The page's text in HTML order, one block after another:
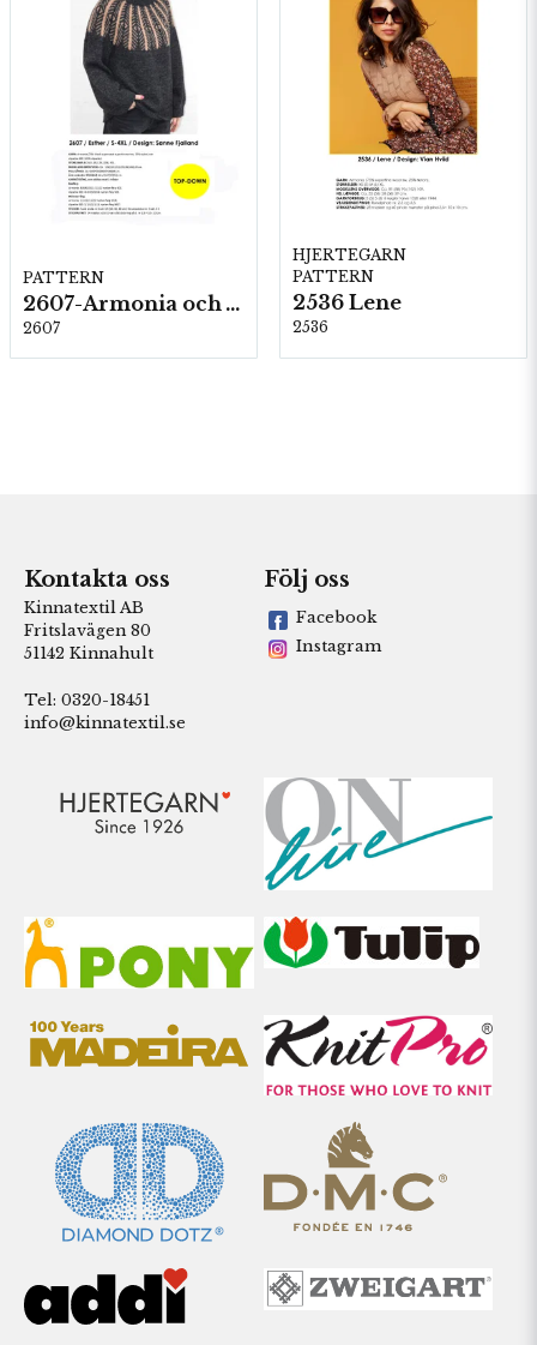
PATTERN
2607-Armonia och Alpaca 400
2607
HJERTEGARN
PATTERN
2536 Lene
2536
Kontakta oss
Kinnatextil AB
Fritslavägen 80
51142 Kinnahult
Tel: 0320-18451
info@kinnatextil.se
Följ oss
Facebook
Instagram